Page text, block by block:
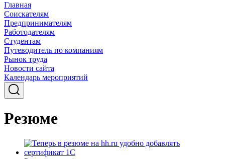
Главная
Соискателям
Предпринимателям
Работодателям
Студентам
Путеводитель по компаниям
Рынок труда
Новости сайта
Календарь мероприятий
Резюме